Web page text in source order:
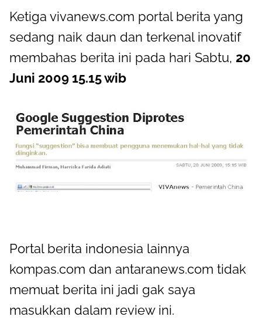
Ketiga vivanews.com portal berita yang
sedang naik daun dan terkenal inovatif
membahas berita ini pada hari Sabtu, 20
Juni 2009 15.15 wib
Portal berita indonesia lainnya
kompas.com dan antaranews.com tidak
memuat berita ini jadi gak saya
masukkan dalam review ini.